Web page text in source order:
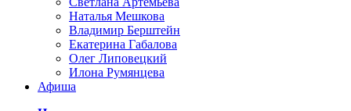
Наталья Мешкова
Владимир Берштейн
Екатерина Габалова
Олег Липовецкий
Илона Румянцева
Афиша